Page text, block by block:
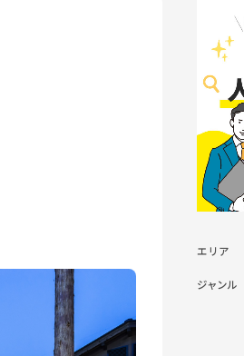
エリア
ジャンル